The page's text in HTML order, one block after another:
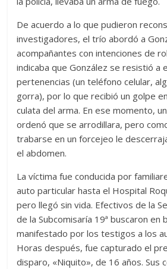
De acuerdo a lo que pudieron
investigadores, el trío abordó a
acompañantes con intenciones de
indicaba que González se resistió a
pertenencias (un teléfono celular,
gorra), por lo que recibió un golpe
culata del arma. En ese momento,
ordenó que se arrodillara, pero
trabarse en un forcejeo le
el abdomen.
La víctima fue conducida por
auto particular hasta el Hospital
pero llegó sin vida. Efectivos de la
de la Subcomisaría 19ª buscaron en
manifestado por los testigos a los
Horas después, fue capturado el
disparo, «Niquito», de 16 años. Sus